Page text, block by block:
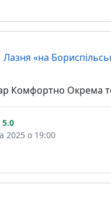
Лазня «на
Комфортно Окрема
5.0
2025 о 19:00